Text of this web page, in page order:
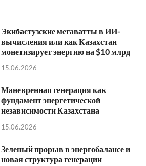
Экибастузские мегаватты в ИИ-
вычисления или как Казахстан
монетизирует энергию на $10 млрд
15.06.2026
Маневренная генерация как
фундамент энергетической
независимости Казахстана
15.06.2026
Зеленый прорыв в энергобалансе и
новая структура генерации